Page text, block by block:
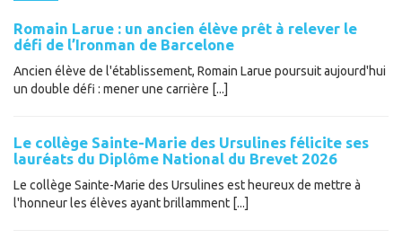
Romain Larue : un ancien élève prêt à relever le
défi de l’Ironman de Barcelone
Ancien élève de l'établissement, Romain Larue poursuit aujourd'hui
un double défi : mener une carrière [...]
Le collège Sainte-Marie des Ursulines félicite ses
lauréats du Diplôme National du Brevet 2026
Le collège Sainte-Marie des Ursulines est heureux de mettre à
l'honneur les élèves ayant brillamment [...]